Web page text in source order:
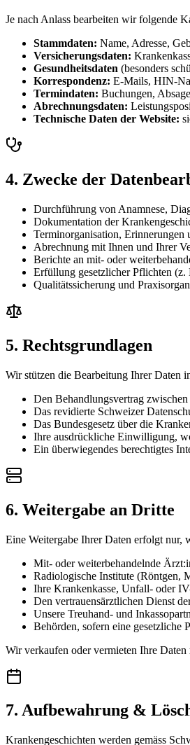
Je nach Anlass bearbeiten wir folgende
Stammdaten: Name, Adresse,
Versicherungsdaten:
Gesundheitsdaten (besonders
Korrespondenz: E-Mails, HIN-
Termindaten: Buchungen,
Abrechnungsdaten:
Technische Daten der Website:
4. Zwecke der
Durchführung von Anamnese,
Dokumentation der
Terminorganisation, Erinnerungen
Abrechnung mit Ihnen und Ihrer
Berichte an mit- oder
Erfüllung gesetzlicher Pflichten
Qualitätssicherung und
5. Rechtsgrundlagen
Wir stützen die Bearbeitung Ihrer Daten
Den Behandlungsvertrag
Das revidierte Schweizer
Das Bundesgesetz über die
Ihre ausdrückliche Einwilligung,
Ein überwiegendes berechtigtes
6. Weitergabe an Dritte
Eine Weitergabe Ihrer Daten erfolgt nur,
Mit- oder weiterbehandelnde
Radiologische Institute (Röntgen,
Ihre Krankenkasse, Unfall- oder
Den vertrauensärztlichen Dienst
Unsere Treuhand- und
Behörden, sofern eine gesetzliche
Wir verkaufen oder vermieten Ihre Daten
7. Aufbewahrung &
Krankengeschichten werden gemäss